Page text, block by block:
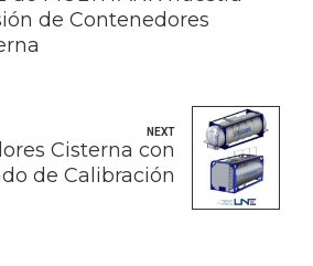
de Contenedores
NEXT
Cisterna con
de Calibración